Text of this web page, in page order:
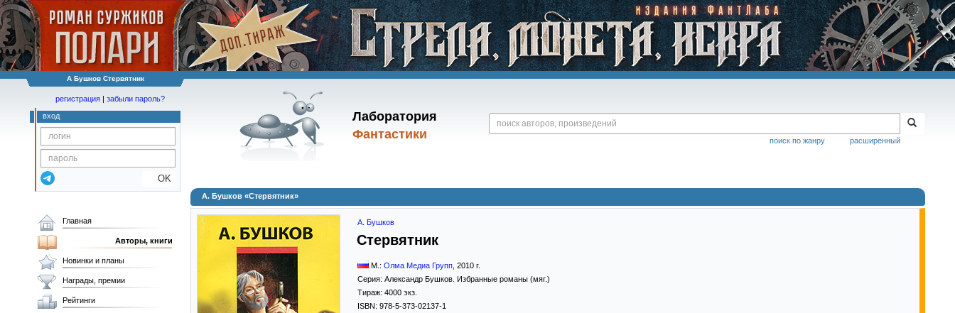
А Бушков Стервятник
Лаборатория
Фантастики
расширенный
поиск по жанру
регистрация | забыли пароль?
вход
OK
А. Бушков «Стервятник»
А. Бушков
Стервятник
М.: Олма Медиа Групп 2010 г.
Серия: Александр Бушков. Избранные романы (мяг.)
Тираж: 4000 экз.
ISBN: 978-5-373-02137-1
Главная
Авторы, книги
Новинки и планы
Награды, премии
Рейтинги